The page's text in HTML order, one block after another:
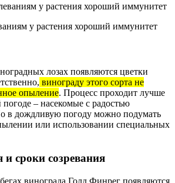
у растения хороший иммунитет
лозах появляются цветки
винограду этого сорта не
опыление. Процесс проходит лучше
– насекомые с радостью
в дождливую погоду можно подумать
или использовании специальных
и сроки созревания
винограда Голд Финрег появляются